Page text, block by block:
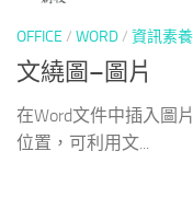
OFFICE / WORD/ 資訊素養
文繞圖–圖片
在Word文件中插入圖
位置，可利用文...